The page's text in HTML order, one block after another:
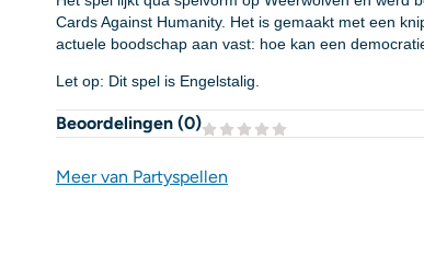
Cards Against Humanity. Het is gemaakt met een
actuele boodschap aan vast: hoe kan een
Let op: Dit spel is Engelstalig.
Beoordelingen (0)
Meer van Partyspellen